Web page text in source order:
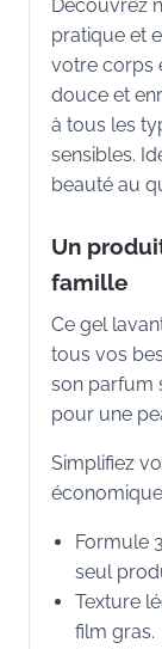
Découvrez
pratique et
votre corps
douce et
à tous les
sensibles.
beauté au
Un
famille
Ce gel
tous vos
son parfum
pour une
Simplifiez
Formule
seul
Texture
film gras.